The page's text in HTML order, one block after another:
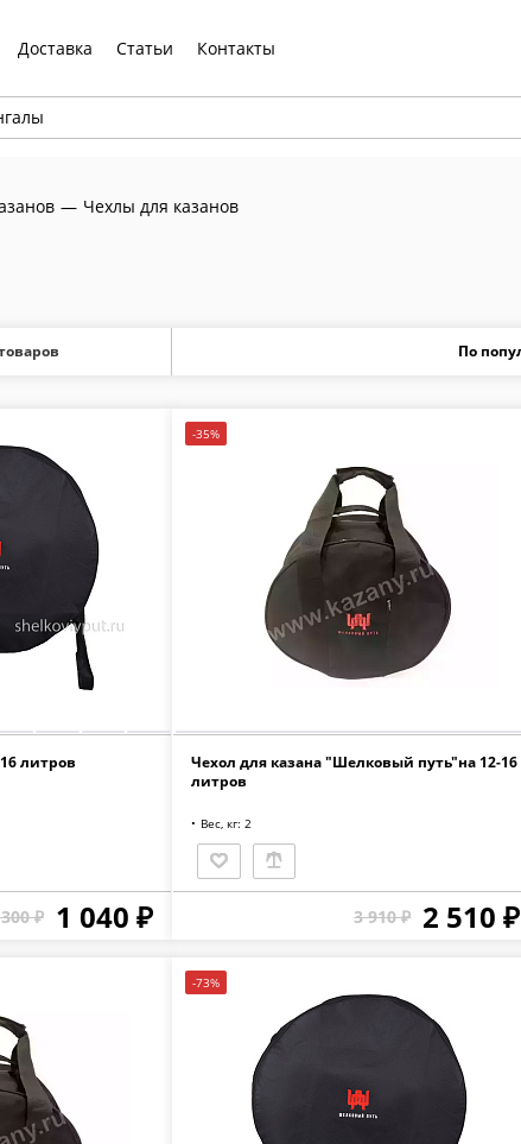
Доставка Статьи Контакты
— Чехлы для казанов
литров
₽ 1 040 ₽
-35%
Чехол для казана "Шелковый путь"на 12-16
литров
Вес, кг: 2
3 910 ₽ 2 510 ₽
-73%